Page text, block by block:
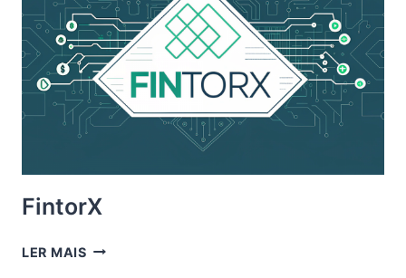
FintorX
LER MAISFINTORX